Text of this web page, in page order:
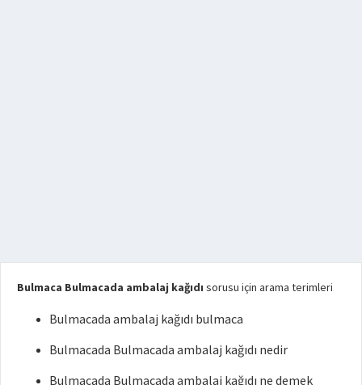
Bulmaca Bulmacada ambalaj kağıdı sorusu için arama terimleri
Bulmacada ambalaj kağıdı bulmaca
Bulmacada Bulmacada ambalaj kağıdı nedir
Bulmacada Bulmacada ambalaj kağıdı ne demek